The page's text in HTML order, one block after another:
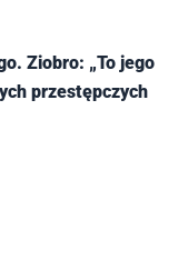
Ziobro: „To jego
przestępczych